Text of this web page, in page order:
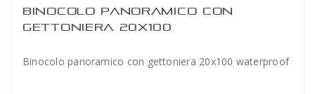
BINOCOLO PANORAMICO CON
GETTONIERA 20X100
Binocolo panoramico con gettoniera 20x100 waterproof